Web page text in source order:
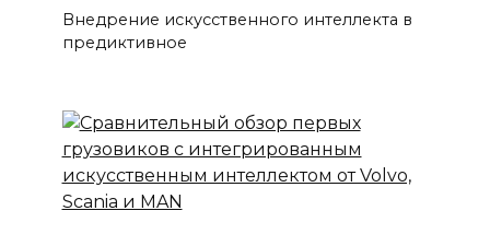
Внедрение искусственного интеллекта в
предиктивное